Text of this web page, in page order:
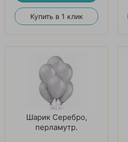
Купить в 1 клик
Шарик Серебро,
перламутр.